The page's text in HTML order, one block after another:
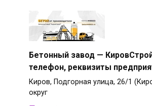
Бетонный завод —
телефон, реквизиты
Киров, Подгорная улица, 26/1
округ